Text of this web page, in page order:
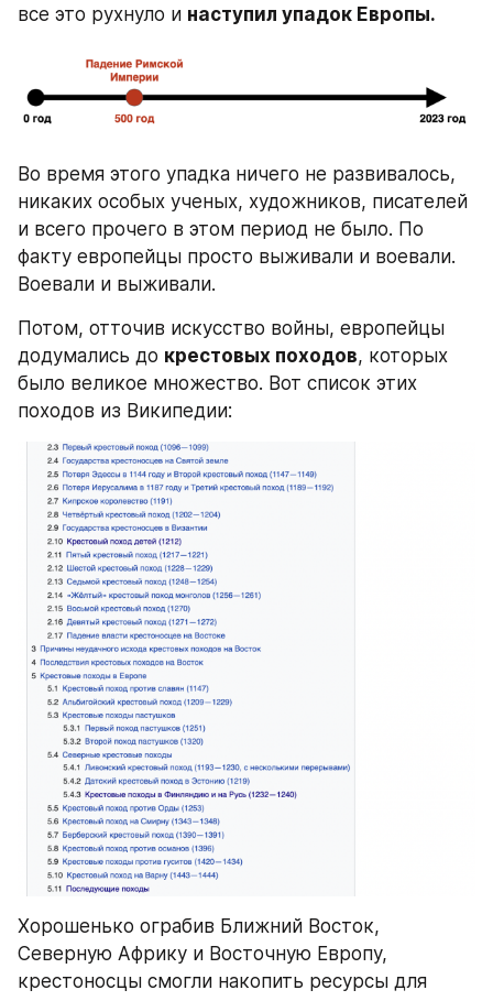
все это рухнуло и наступил упадок Европы.
Во время этого упадка ничего не развивалось,
никаких особых ученых, художников, писателей
и всего прочего в этом период не было. По
факту европейцы просто выживали и воевали.
Воевали и выживали.
Потом, отточив искусство войны, европейцы
додумались до крестовых походов, которых
было великое множество. Вот список этих
походов из Википедии:
Хорошенько ограбив Ближний Восток,
Северную Африку и Восточную Европу,
крестоносцы смогли накопить ресурсы для